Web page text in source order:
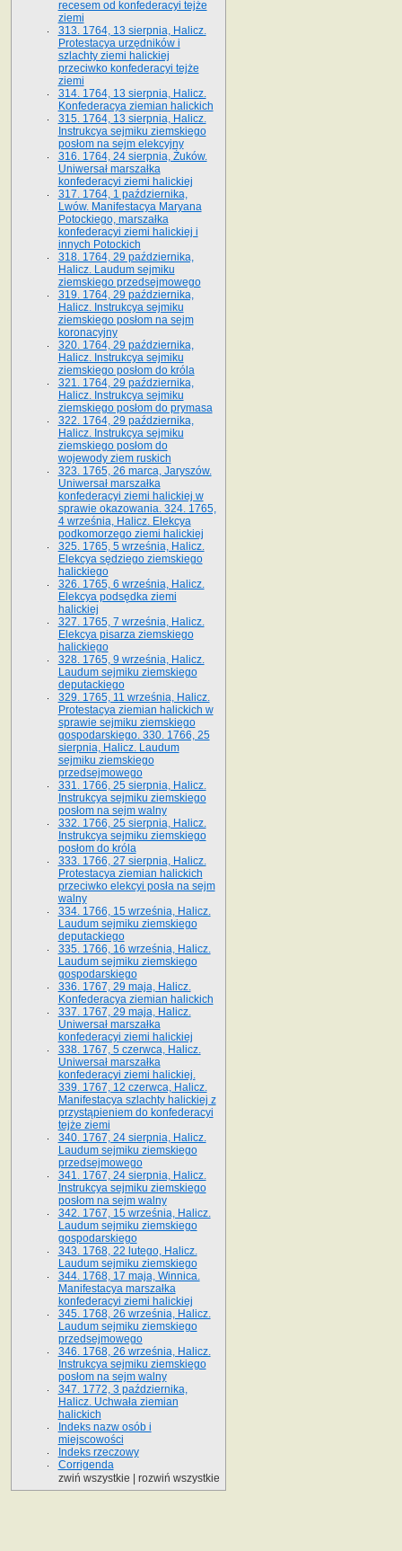
recesem od konfederacyi tejże
ziemi
313. 1764, 13 sierpnia, Halicz.
Protestacya urzędników i
szlachty ziemi halickiej
przeciwko konfederacyi tejże
ziemi
314. 1764, 13 sierpnia, Halicz.
Konfederacya ziemian halickich
315. 1764, 13 sierpnia, Halicz.
Instrukcya sejmiku ziemskiego
posłom na sejm elekcyjny
316. 1764, 24 sierpnia, Żuków.
Uniwersał marszałka
konfederacyi ziemi halickiej
317. 1764, 1 października,
Lwów. Manifestacya Maryana
Potockiego, marszałka
konfederacyi ziemi halickiej i
innych Potockich
318. 1764, 29 października,
Halicz. Laudum sejmiku
ziemskiego przedsejmowego
319. 1764, 29 października,
Halicz. Instrukcya sejmiku
ziemskiego posłom na sejm
koronacyjny
320. 1764, 29 października,
Halicz. Instrukcya sejmiku
ziemskiego posłom do króla
321. 1764, 29 października,
Halicz. Instrukcya sejmiku
ziemskiego posłom do prymasa
322. 1764, 29 października,
Halicz. Instrukcya sejmiku
ziemskiego posłom do
wojewody ziem ruskich
323. 1765, 26 marca, Jaryszów.
Uniwersał marszałka
konfederacyi ziemi halickiej w
sprawie okazowania. 324. 1765,
4 września, Halicz. Elekcya
podkomorzego ziemi halickiej
325. 1765, 5 września, Halicz.
Elekcya sędziego ziemskiego
halickiego
326. 1765, 6 września, Halicz.
Elekcya podsędka ziemi
halickiej
327. 1765, 7 września, Halicz.
Elekcya pisarza ziemskiego
halickiego
328. 1765, 9 września, Halicz.
Laudum sejmiku ziemskiego
deputackiego
329. 1765, 11 września, Halicz.
Protestacya ziemian halickich w
sprawie sejmiku ziemskiego
gospodarskiego. 330. 1766, 25
sierpnia, Halicz. Laudum
sejmiku ziemskiego
przedsejmowego
331. 1766, 25 sierpnia, Halicz.
Instrukcya sejmiku ziemskiego
posłom na sejm walny
332. 1766, 25 sierpnia, Halicz.
Instrukcya sejmiku ziemskiego
posłom do króla
333. 1766, 27 sierpnia, Halicz.
Protestacya ziemian halickich
przeciwko elekcyi posła na sejm
walny
334. 1766, 15 września, Halicz.
Laudum sejmiku ziemskiego
deputackiego
335. 1766, 16 września, Halicz.
Laudum sejmiku ziemskiego
gospodarskiego
336. 1767, 29 maja, Halicz.
Konfederacya ziemian halickich
337. 1767, 29 maja, Halicz.
Uniwersał marszałka
konfederacyi ziemi halickiej
338. 1767, 5 czerwca, Halicz.
Uniwersał marszałka
konfederacyi ziemi halickiej.
339. 1767, 12 czerwca, Halicz.
Manifestacya szlachty halickiej z
przystąpieniem do konfederacyi
tejże ziemi
340. 1767, 24 sierpnia, Halicz.
Laudum sejmiku ziemskiego
przedsejmowego
341. 1767, 24 sierpnia, Halicz.
Instrukcya sejmiku ziemskiego
posłom na sejm walny
342. 1767, 15 września, Halicz.
Laudum sejmiku ziemskiego
gospodarskiego
343. 1768, 22 lutego, Halicz.
Laudum sejmiku ziemskiego
344. 1768, 17 maja, Winnica.
Manifestacya marszałka
konfederacyi ziemi halickiej
345. 1768, 26 września, Halicz.
Laudum sejmiku ziemskiego
przedsejmowego
346. 1768, 26 września, Halicz.
Instrukcya sejmiku ziemskiego
posłom na sejm walny
347. 1772, 3 października,
Halicz. Uchwała ziemian
halickich
Indeks nazw osób i
miejscowości
Indeks rzeczowy
Corrigenda
zwiń wszystkie
rozwiń wszystkie